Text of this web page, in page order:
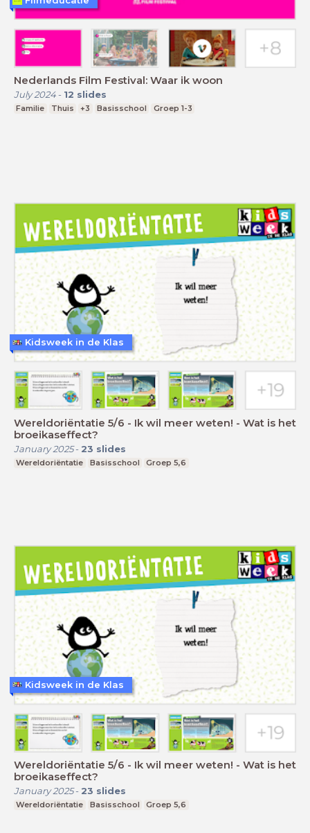
Nederlands Film Festival: Waar ik woon
July 2024- 12 slides
Familie Thuis +3 Basisschool Groep 1-3
Wereldoriëntatie 5/6 - Ik wil meer weten! - Wat is het
broeikaseffect?
January 2025- 23 slides
Wereldoriëntatie Basisschool Groep 5,6
Kidsweek in de Klas
Wereldoriëntatie 5/6 - Ik wil meer weten! - Wat is het
broeikaseffect?
January 2025- 23 slides
Wereldoriëntatie Basisschool Groep 5,6
Kidsweek in de Klas